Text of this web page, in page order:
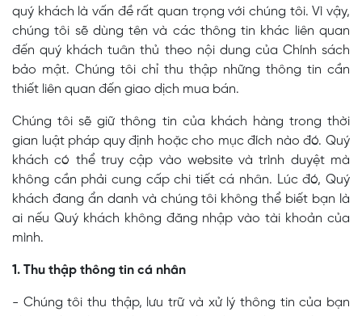
quý khách là vấn đề rất quan trọng với chúng tôi. Vì vậy,
chúng tôi sẽ dùng tên và các thông tin khác liên quan
đến quý khách tuân thủ theo nội dung của Chính sách
bảo mật. Chúng tôi chỉ thu thập những thông tin cần
thiết liên quan đến giao dịch mua bán.
Chúng tôi sẽ giữ thông tin của khách hàng trong thời
gian luật pháp quy định hoặc cho mục đích nào đó. Quý
khách có thể truy cập vào website và trình duyệt mà
không cần phải cung cấp chi tiết cá nhân. Lúc đó, Quý
khách đang ẩn danh và chúng tôi không thể biết bạn là
ai nếu Quý khách không đăng nhập vào tài khoản của
mình.
1. Thu thập thông tin cá nhân
- Chúng tôi thu thập, lưu trữ và xử lý thông tin của bạn